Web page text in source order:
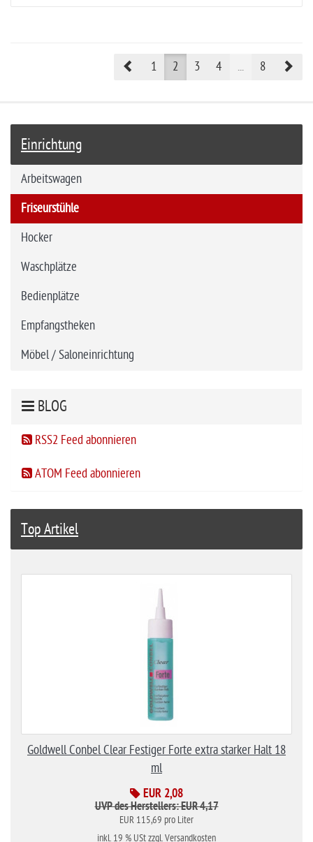
Prev1 2 3 4 ... 8
Einrichtung
Arbeitswagen
Friseurstühle
Hocker
Waschplätze
Bedienplätze
Empfangstheken
Möbel / Saloneinrichtung
BLOG
RSS2 Feed abonnieren
ATOM Feed abonnieren
Top Artikel
Goldwell Conbel Clear Festiger Forte extra starker Halt 18
ml
EUR 2,08
UVP des Herstellers: EUR 4,17
EUR 115,69 pro Liter
inkl. 19 % UStzzgl. Versandkosten